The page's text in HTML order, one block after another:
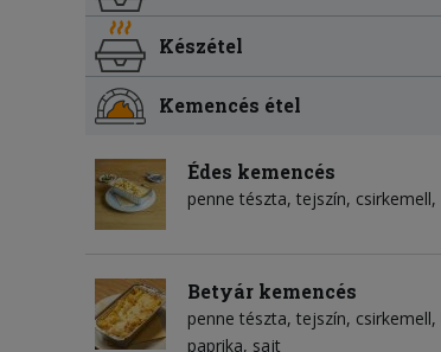
Készétel
Kemencés étel
Édes kemencés
penne tészta tejszín csirkemell
Betyár kemencés
penne tészta tejszín csirkemell
paprika sajt